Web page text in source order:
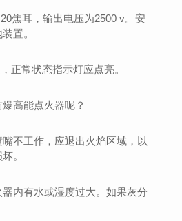
焦耳，输出电压为2500 v。安
置。
正常状态指示灯应点亮。
高能点火器呢？
不工作，应退出火焰区域，以
。
内有水或湿度过大。如果灰分